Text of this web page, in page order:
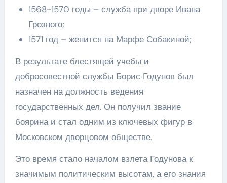
1568-1570 годы – служба при дворе Ивана
Грозного;
1571 год – женится на Марфе Собакиной;
В результате блестящей учебы и
добросовестной службы Борис Годунов был
назначен на должность ведения
государственных дел. Он получил звание
боярина и стал одним из ключевых фигур в
Московском дворцовом обществе.
Это время стало началом взлета Годунова к
значимым политическим высотам, а его знания